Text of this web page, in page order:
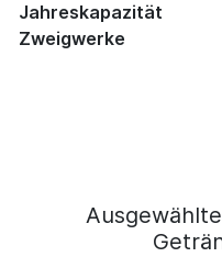
Jahreskapazität
Zweigwerke